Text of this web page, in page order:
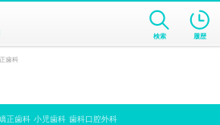
検索 履歴
歯科
正歯科 小児歯科 歯科口腔外科